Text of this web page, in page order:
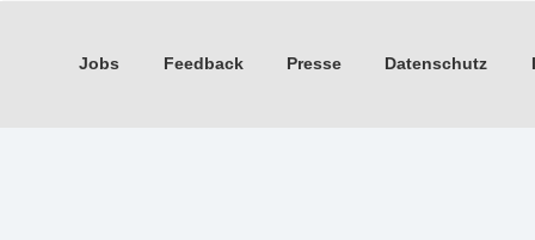
Jobs Feedback Presse Datenschutz